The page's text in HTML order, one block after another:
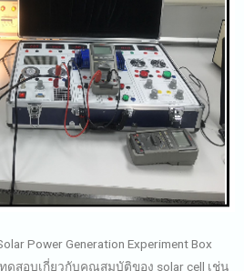
Power Generation Experiment Box
ดสอบเกี่ยวกับคุณสมบัติของ solar cell เช่น